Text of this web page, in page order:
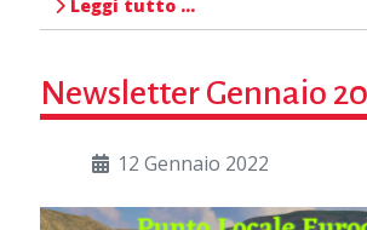
Leggi tutto …
Newsletter Gennaio
12 Gennaio 2022